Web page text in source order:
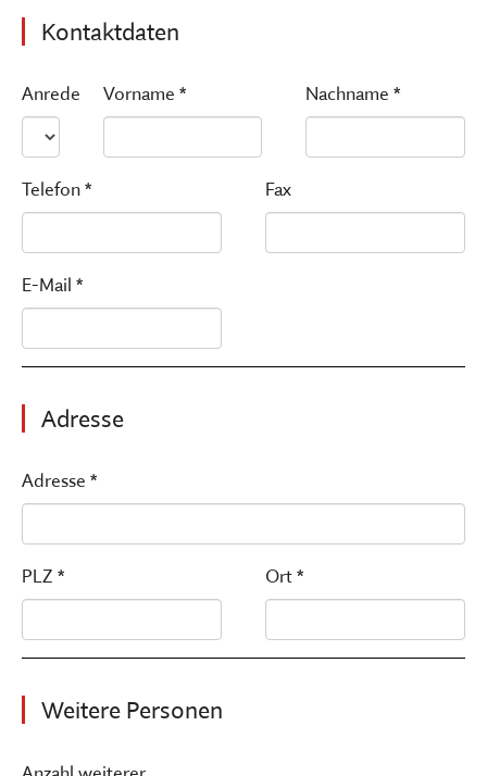
Kontaktdaten
Anrede Vorname * Nachname *
Telefon * Fax
E-Mail *
Adresse
Adresse *
PLZ * Ort *
Weitere Personen